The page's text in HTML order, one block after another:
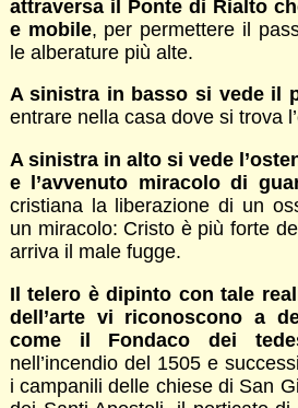
attraversa il Ponte di Rialto
e mobile, per permettere il
le alberature più alte.
A sinistra in basso si vede il
entrare nella casa dove si trova
A sinistra in alto si vede
e l’avvenuto miracolo di
cristiana la liberazione di un
un miracolo: Cristo è più forte
arriva il male fugge.
Il telero è dipinto con tale
dell’arte vi riconoscono a
come il Fondaco dei
nell’incendio del 1505 e
i campanili delle chiese di San